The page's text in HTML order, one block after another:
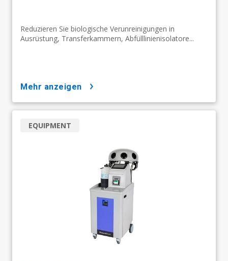
Reduzieren Sie biologische Verunreinigungen in
Ausrüstung, Transferkammern, Abfülllinienisolatore...
mehr anzeigen
EQUIPMENT